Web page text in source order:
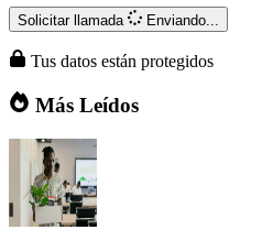
Solicitar llamada Enviando...
Tus datos están protegidos
Más Leídos